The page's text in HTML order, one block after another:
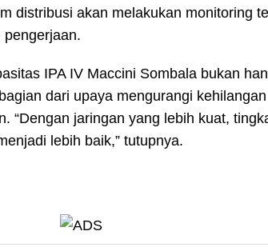
distribusi akan melakukan monitoring
pengerjaan.
IPA IV Maccini Sombala bukan
dari upaya mengurangi
“Dengan jaringan yang lebih kuat,
lebih baik,” tutupnya.